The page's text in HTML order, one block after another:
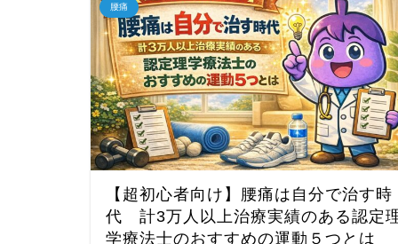
腰痛
【超初心者向け】腰痛は自分で治す時
代 計3万人以上治療実績のある認定
学療法士のおすすめの運動５つとは